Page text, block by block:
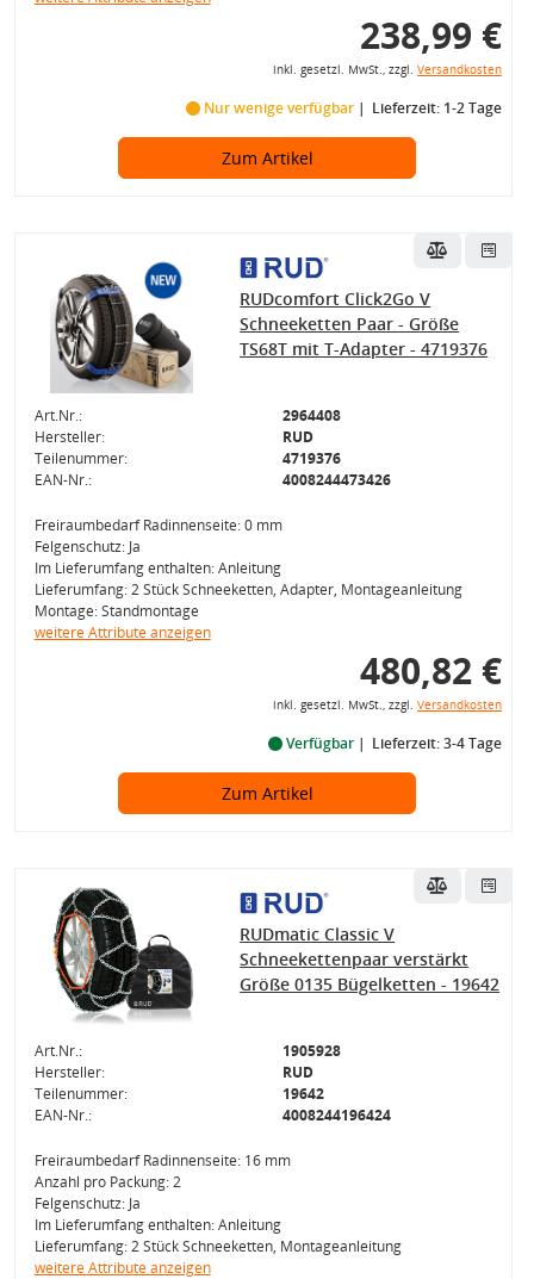
238,99 €
inkl. gesetzl. MwSt., zzgl. Versandkosten
Nur wenige verfügbar Lieferzeit: 1-2 Tage
Zum Artikel
RUDcomfort Click2Go V
Schneeketten Paar - Größe
TS68T mit T-Adapter - 4719376
Art.Nr.:
2964408
Hersteller:
RUD
Teilenummer:
4719376
EAN-Nr.:
4008244473426
Freiraumbedarf Radinnenseite: 0 mm
Felgenschutz: Ja
Im Lieferumfang enthalten: Anleitung
Lieferumfang: 2 Stück Schneeketten, Adapter, Montageanleitung
Montage: Standmontage
weitere Attribute anzeigen
480,82 €
inkl. gesetzl. MwSt., zzgl. Versandkosten
Verfügbar Lieferzeit: 3-4 Tage
Zum Artikel
RUDmatic Classic V
Schneekettenpaar verstärkt
Größe 0135 Bügelketten - 19642
Art.Nr.:
1905928
Hersteller:
RUD
Teilenummer:
19642
EAN-Nr.:
4008244196424
Freiraumbedarf Radinnenseite: 16 mm
Anzahl pro Packung: 2
Felgenschutz: Ja
Im Lieferumfang enthalten: Anleitung
Lieferumfang: 2 Stück Schneeketten, Montageanleitung
weitere Attribute anzeigen